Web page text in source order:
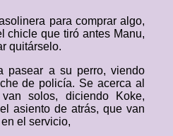
para comprar algo,
chicle que tiró antes Manu,
quitárselo.
pasear a su perro, viendo
de policía. Se acerca al
solos, diciendo Koke,
asiento de atrás, que van
el servicio,